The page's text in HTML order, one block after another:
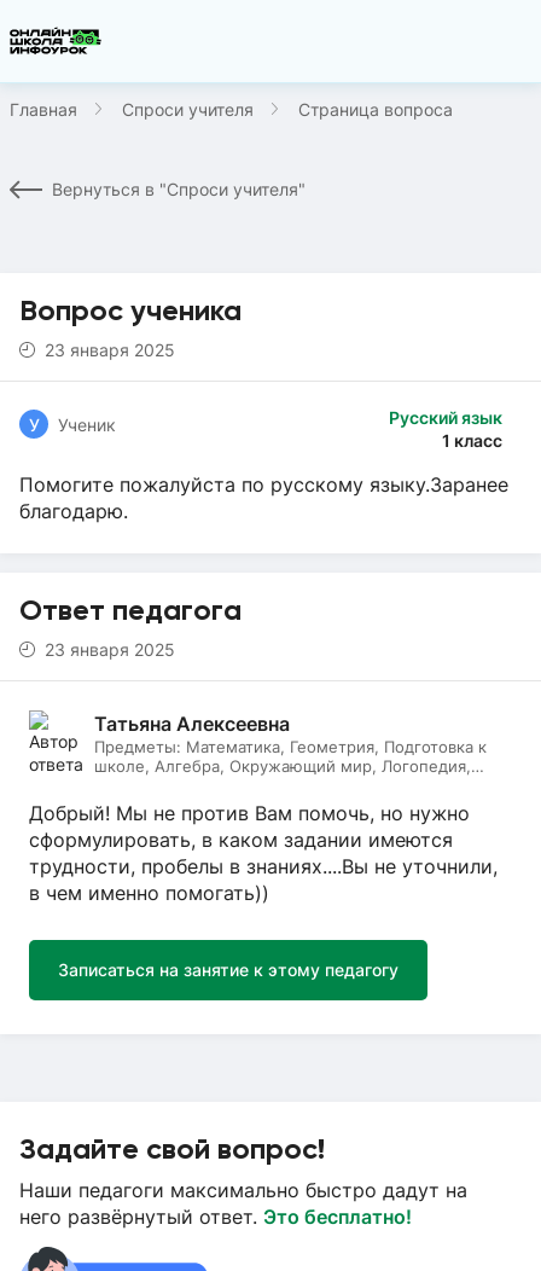
Главная Спроси учителя Страница вопроса
Вернуться в "Спроси учителя"
Вопрос ученика
23 января 2025
Русский язык
1 класс
У Ученик
Помогите пожалуйста по русскому языку.Заранее
благодарю.
Ответ педагога
23 января 2025
Татьяна Алексеевна
Предметы: Математика, Геометрия, Подготовка к
школе, Алгебра, Окружающий мир, Логопедия,
чтение, Русский язык
Добрый! Мы не против Вам помочь, но нужно
сформулировать, в каком задании имеются
трудности, пробелы в знаниях....Вы не уточнили,
в чем именно помогать))
Записаться на занятие к этому педагогу
Задайте свой вопрос!
Наши педагоги максимально быстро дадут на
него развёрнутый ответ. Это бесплатно!